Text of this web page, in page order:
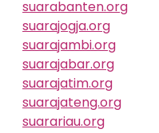
suarabanten.org
suarajogja.org
suarajambi.org
suarajabar.org
suarajatim.org
suarajateng.org
suarariau.org